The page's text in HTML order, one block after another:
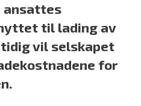
ansattes
til lading av
vil selskapet
for